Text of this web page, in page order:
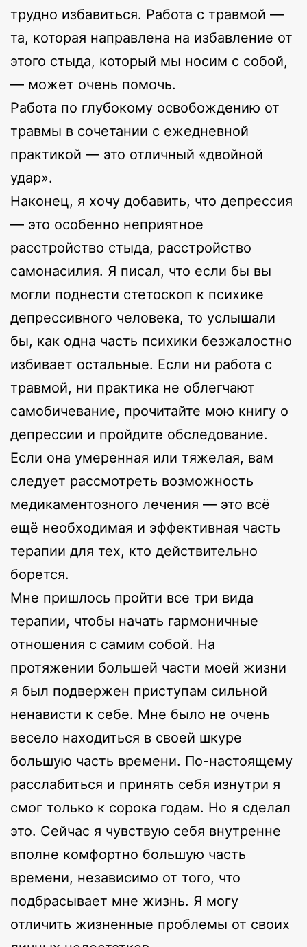
трудно избавиться. Работа с травмой —
та, которая направлена на избавление от
этого стыда, который мы носим с собой,
— может очень помочь.
Работа по глубокому освобождению от
травмы в сочетании с ежедневной
практикой — это отличный «двойной
удар».
Наконец, я хочу добавить, что депрессия
— это особенно неприятное
расстройство стыда, расстройство
самонасилия. Я писал, что если бы вы
могли поднести стетоскоп к психике
депрессивного человека, то услышали
бы, как одна часть психики безжалостно
избивает остальные. Если ни работа с
травмой, ни практика не облегчают
самобичевание, прочитайте мою книгу о
депрессии и пройдите обследование.
Если она умеренная или тяжелая, вам
следует рассмотреть возможность
медикаментозного лечения — это всё
ещё необходимая и эффективная часть
терапии для тех, кто действительно
борется.
Мне пришлось пройти все три вида
терапии, чтобы начать гармоничные
отношения с самим собой. На
протяжении большей части моей жизни
я был подвержен приступам сильной
ненависти к себе. Мне было не очень
весело находиться в своей шкуре
большую часть времени. По-настоящему
расслабиться и принять себя изнутри я
смог только к сорока годам. Но я сделал
это. Сейчас я чувствую себя внутренне
вполне комфортно большую часть
времени, независимо от того, что
подбрасывает мне жизнь. Я могу
отличить жизненные проблемы от своих